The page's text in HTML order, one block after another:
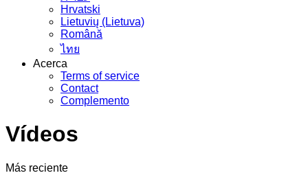
Hrvatski
Lietuvių (Lietuva)
Română
ไทย
Acerca
Terms of service
Contact
Complemento
Vídeos
Más reciente